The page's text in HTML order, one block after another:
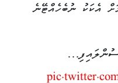
އެކަކު ނުބެހެއްޓޭނެ